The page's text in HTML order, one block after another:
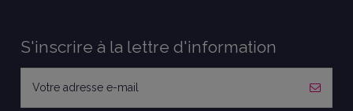
S'inscrire à la lettre d'information